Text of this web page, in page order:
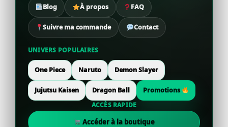
Blog À propos FAQ
Suivre ma commande Contact
UNIVERS POPULAIRES
One Piece Naruto Demon Slayer
Jujutsu Kaisen Dragon Ball
Promotions
ACCÈS RAPIDE
Accéder à la boutique